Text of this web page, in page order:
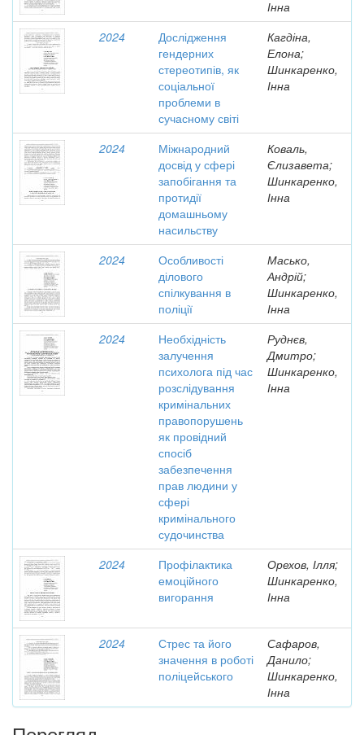
Інна
2024
Дослідження
гендерних
стереотипів, як
соціальної
проблеми в
сучасному світі
Кагдіна,
Елона;
Шинкаренко,
Інна
2024
Міжнародний
досвід у сфері
запобігання та
протидії
домашньому
насильству
Коваль,
Єлизавета;
Шинкаренко,
Інна
2024
Особливості
ділового
спілкування в
поліції
Масько,
Андрій;
Шинкаренко,
Інна
2024
Необхідність
залучення
психолога під час
розслідування
кримінальних
правопорушень
як провідний
спосіб
забезпечення
прав людини у
сфері
кримінального
судочинства
Руднєв,
Дмитро;
Шинкаренко,
Інна
2024
Профілактика
емоційного
вигорання
Орехов, Ілля;
Шинкаренко,
Інна
2024
Стрес та його
значення в роботі
поліцейського
Сафаров,
Данило;
Шинкаренко,
Інна